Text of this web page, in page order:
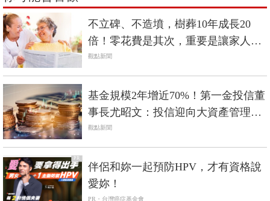
不立碑、不造墳，樹葬10年成長20
倍！零花費是其次，重要是讓家人能
夠喘口氣
觀點新聞
基金規模2年增近70%！第一金投信董
事長尤昭文：投信迎向大資產管理時
代
觀點新聞
PR
伴侶和妳一起預防HPV，才有資格說
愛妳！
PR・台灣癌症基金會